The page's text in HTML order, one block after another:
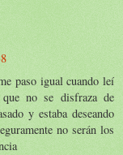
paso igual cuando leí
no se disfraza de
y estaba deseando
no serán los